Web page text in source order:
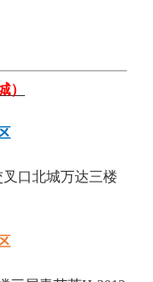
）
口北城万达三楼